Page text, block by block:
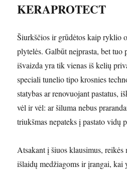
KERAPROTECT
Šiurkščios ir grūdėtos kaip ryklio
plytelės. Galbūt neįprasta, bet
išvaizda yra tik vienas iš kelių
speciali tunelio tipo krosnies
statybas ar renovuojant pastatus,
vėl ir vėl: ar šiluma nebus
triukšmas nepateks į pastato vidų
Atsakant į šiuos klausimus,
išlaidų medžiagoms ir įrangai, kai